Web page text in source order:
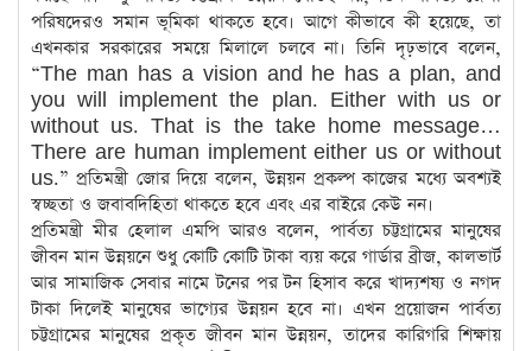
পরিষদেরও সমান ভূমিকা থাকতে হবে। আগে কীভাবে কী হয়েছে, তা
এখনকার সরকারের সময়ে মিলালে চলবে না। তিনি দৃঢ়ভাবে বলেন,
“The man has a vision and he has a plan, and
you will implement the plan. Either with us or
without us. That is the take home message…
There are human implement either us or without
us.” প্রতিমন্ত্রী জোর দিয়ে বলেন, উন্নয়ন প্রকল্প কাজের মধ্যে অবশ্যই
স্বচ্ছতা ও জবাবদিহিতা থাকতে হবে এবং এর বাইরে কেউ নন।
প্রতিমন্ত্রী মীর হেলাল এমপি আরও বলেন, পার্বত্য চট্টগ্রামের মানুষের
জীবন মান উন্নয়নে শুধু কোটি কোটি টাকা ব্যয় করে গার্ডার ব্রীজ, কালভার্ট
আর সামাজিক সেবার নামে টনের পর টন হিসাব করে খাদ্যশষ্য ও নগদ
টাকা দিলেই মানুষের ভাগ্যের উন্নয়ন হবে না। এখন প্রয়োজন পার্বত্য
চট্টগ্রামের মানুষের প্রকৃত জীবন মান উন্নয়ন, তাদের কারিগরি শিক্ষায়